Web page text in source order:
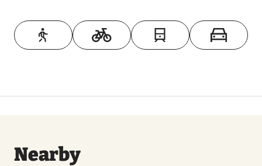
Toon op kaart
Nearby